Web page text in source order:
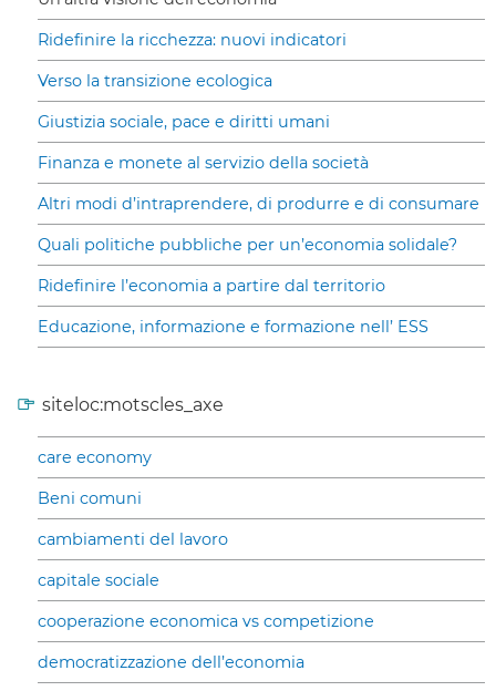
Ridefinire la ricchezza: nuovi indicatori
Verso la transizione ecologica
Giustizia sociale, pace e diritti umani
Finanza e monete al servizio della società
Altri modi d’intraprendere, di produrre e di consumare
Quali politiche pubbliche per un’economia solidale?
Ridefinire l’economia a partire dal territorio
Educazione, informazione e formazione nell’ ESS
siteloc:motscles_axe
care economy
Beni comuni
cambiamenti del lavoro
capitale sociale
cooperazione economica vs competizione
democratizzazione dell’economia